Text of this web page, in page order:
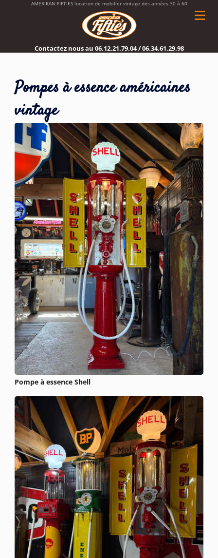
AMERIKAN FIFTIES location de mobilier vintage des années 30 à 60
Contactez nous au 06.12.21.79.04/06.34.61.29.98
Pompes à essence américaines
vintage
Pompe à essence Shell